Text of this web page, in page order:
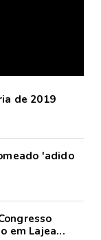
de 2019
'adido
em Lajea...